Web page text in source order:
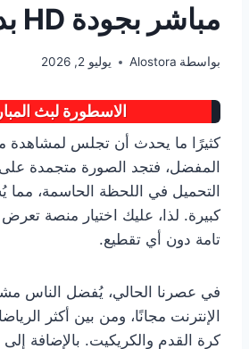
مباشر بجودة HD بدون تقطيع
بواسطة Alostora يوليو 2, 2026
الاسطورة لبث
كثيرًا ما يحدث أن تجلس لمشاهدة
المفضل، فتجد الصورة متجمدة
التحميل في اللحظة الحاسمة، مما
كبيرة. لذا، عليك اختيار منصة تعرض
تامة دون أي تقطيع.
في عصرنا الحالي، يُفضل الناس
الإنترنت مجانًا، ومن بين أكثر
كرة القدم والكريكيت. بالإضافة